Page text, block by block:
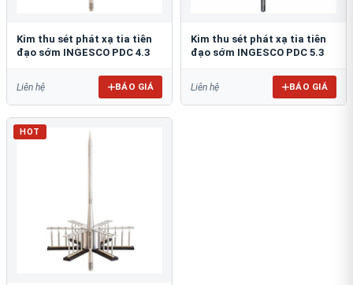
Kim thu sét phát xạ tia tiên
đạo sớm INGESCO PDC 4.3
Liên hệ BÁO GIÁ
Kim thu sét phát xạ tia tiên
đạo sớm INGESCO PDC 5.3
Liên hệ BÁO GIÁ
HOT